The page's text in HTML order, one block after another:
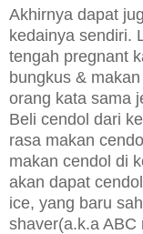
Akhirnya dapat
kedainya sendiri.
tengah pregnant
bungkus &
orang kata sama
Beli cendol dari
rasa makan
makan cendol di
akan dapat
ice, yang baru
shaver(a.k.a ABC